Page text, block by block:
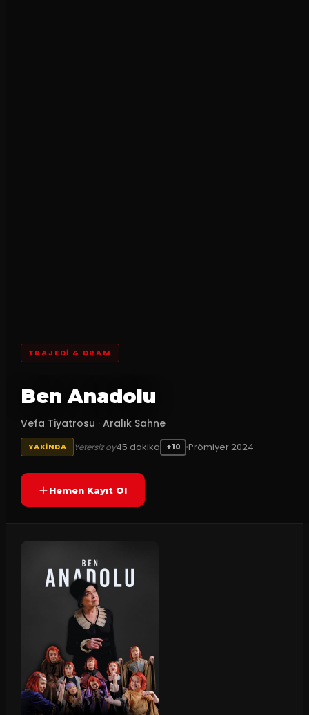
TRAJEDI & DRAM
Ben Anadolu
Vefa Tiyatrosu · Aralık Sahne
YAKINDA Yetersiz oy45 dakika +10 Prömiyer 2024
Hemen Kayıt Ol